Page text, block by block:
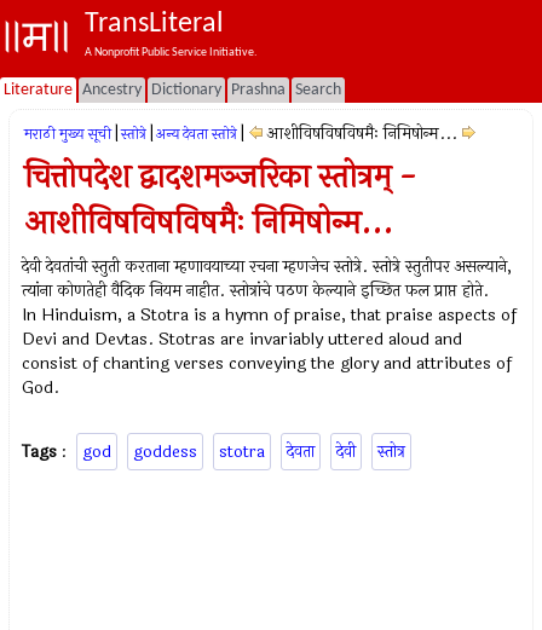
TransLiteral
A Nonprofit Public Service Initiative.
Literature Ancestry Dictionary Prashna Search
मराठी मुख्य सूची स्तोत्रे अन्य देवता स्तोत्रे आशीविषविषविषमैः निमिषोन्म...
चित्तोपदेश द्वादशमञ्जरिका स्तोत्रम् -
आशीविषविषविषमैः निमिषोन्म...
देवी देवतांची स्तुती करताना म्हणावयाच्या रचना म्हणजेच स्तोत्रे. स्तोत्रे स्तुतीपर असल्याने,
त्यांना कोणतेही वैदिक नियम नाहीत. स्तोत्रांचे पठण केल्याने इच्छित फल प्राप्त होते.
In Hinduism, a Stotra is a hymn of praise, that praise aspects of
Devi and Devtas. Stotras are invariably uttered aloud and
consist of chanting verses conveying the glory and attributes of
God.
Tags : god goddess stotra देवता देवी स्तोत्र